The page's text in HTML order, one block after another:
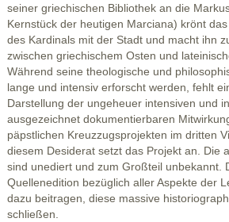
seiner griechischen Bibliothek an die
Kernstück der heutigen Marciana) krönt
des Kardinals mit der Stadt und macht ihn
zwischen griechischem Osten und
Während seine theologische und
lange und intensiv erforscht werden, fehlt
Darstellung der ungeheuer intensiven und
ausgezeichnet dokumentierbaren
päpstlichen Kreuzzugsprojekten im dritten
diesem Desiderat setzt das Projekt an. Die
sind unediert und zum Großteil unbekannt.
Quellenedition bezüglich aller Aspekte der
dazu beitragen, diese massive
schließen.